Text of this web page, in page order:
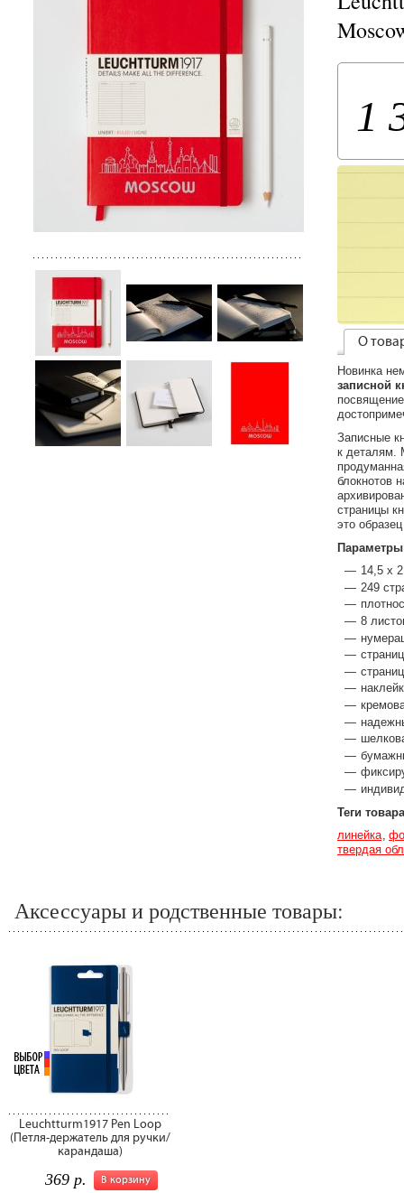
1
О
Новинка
записной
Записные
к деталям.
блокнотов
страницы
это
Параметры
14,5 х
249
8
Теги товара
линейка
твердая
Аксессуары и родственные товары:
Leuchtturm1917 Pen Loop
(Петля-держатель для ручки/
карандаша)
В корзину
369 р.